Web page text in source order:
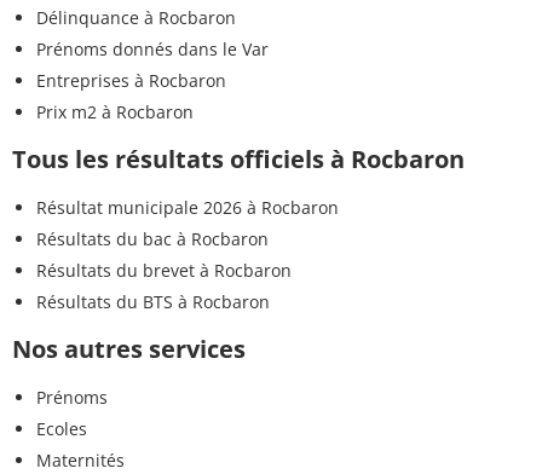
Délinquance à Rocbaron
Prénoms donnés dans le Var
Entreprises à Rocbaron
Prix m2 à Rocbaron
Tous les résultats officiels à Rocbaron
Résultat municipale 2026 à Rocbaron
Résultats du bac à Rocbaron
Résultats du brevet à Rocbaron
Résultats du BTS à Rocbaron
Nos autres services
Prénoms
Ecoles
Maternités